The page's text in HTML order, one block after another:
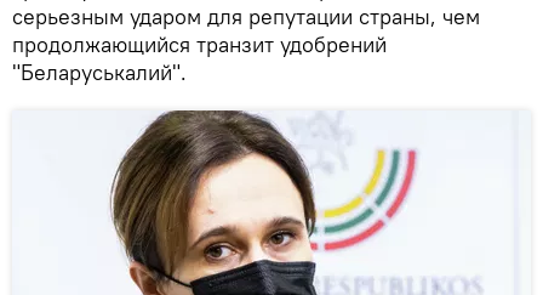
серьезным ударом для репутации страны, чем
продолжающийся транзит удобрений
"Беларуськалий".